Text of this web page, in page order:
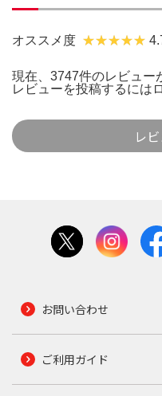
オススメ度
現在、3747件のレビュー
レビューを投稿するには
レ
お問い合わせ
ご利用ガイド